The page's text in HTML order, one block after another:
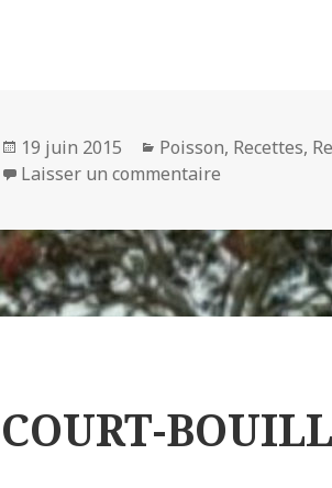
Publié
le
19 juin 2015 Catégories
Poisson, Recettes,
Laisser un commentaire
COURT-